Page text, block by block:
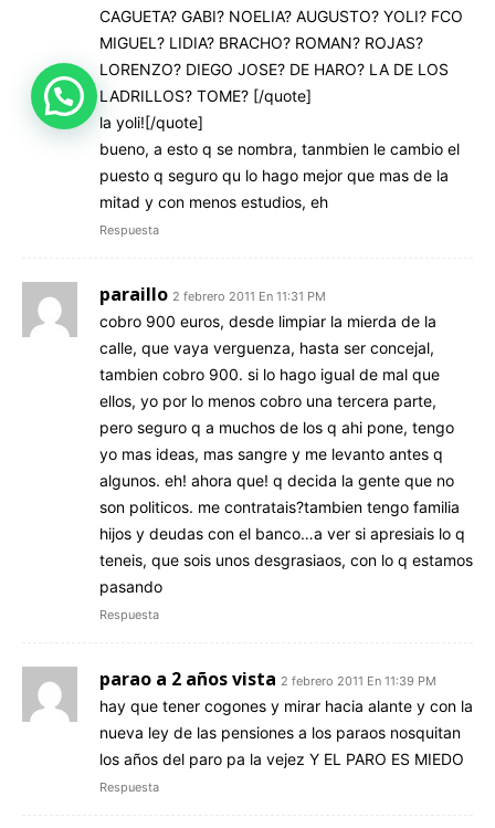
CAGUETA? GABI? NOELIA? AUGUSTO? YOLI? FCO
MIGUEL? LIDIA? BRACHO? ROMAN? ROJAS?
LORENZO? DIEGO JOSE? DE HARO? LA DE LOS
LADRILLOS? TOME? [/quote]
la yoli![/quote]
bueno, a esto q se nombra, tanmbien le cambio el
puesto q seguro qu lo hago mejor que mas de la
mitad y con menos estudios, eh
Respuesta
paraillo 2 febrero 2011 En 11:31 PM
cobro 900 euros, desde limpiar la mierda de la
calle, que vaya verguenza, hasta ser concejal,
tambien cobro 900. si lo hago igual de mal que
ellos, yo por lo menos cobro una tercera parte,
pero seguro q a muchos de los q ahi pone, tengo
yo mas ideas, mas sangre y me levanto antes q
algunos. eh! ahora que! q decida la gente que no
son politicos. me contratais?tambien tengo familia
hijos y deudas con el banco…a ver si apresiais lo q
teneis, que sois unos desgrasiaos, con lo q estamos
pasando
Respuesta
parao a 2 años vista 2 febrero 2011 En 11:39 PM
hay que tener cogones y mirar hacia alante y con la
nueva ley de las pensiones a los paraos nosquitan
los años del paro pa la vejez Y EL PARO ES MIEDO
Respuesta
¿Le ayudamos?